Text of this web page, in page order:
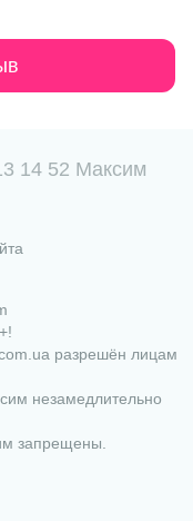
14 52 Максим
разрешён лицам
незамедлительно
запрещены.